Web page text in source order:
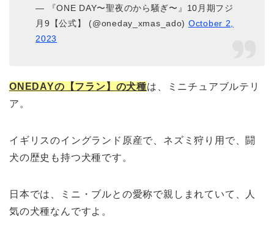
— 『ONE DAY〜聖夜のから騒ぎ〜』10月期フジ
月9【公式】 (@oneday_xmas_ado) October 2,
2023
ONEDAYの【フラン】の犬種は、ミニチュアブルテリ
ア。
イギリスのイングランド原産で、ネズミ狩り用で、闘
犬の歴史も持つ犬種です。
日本では、ミニ・ブルとの愛称で親しまれていて、人
気の犬種なんですよ。